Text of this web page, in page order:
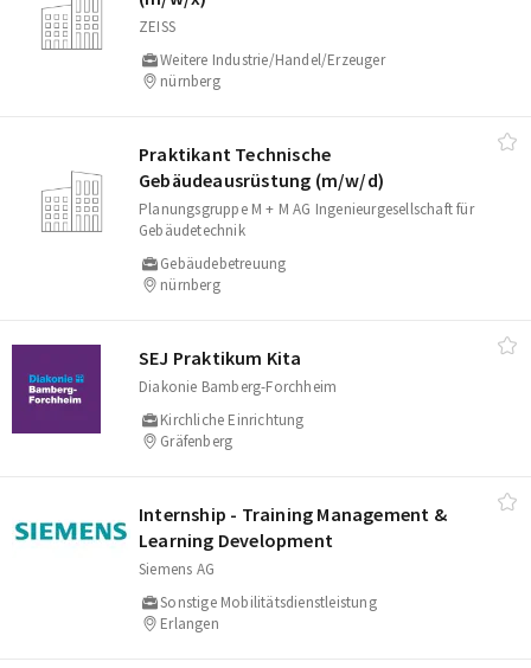
ZEISS
Weitere Industrie/Handel/Erzeuger
nürnberg
Praktikant Technische
Gebäudeausrüstung (m/​w/​d)
Planungsgruppe M + M AG Ingenieurgesellschaft für
Gebäudetechnik
Gebäudebetreuung
nürnberg
SEJ Praktikum Kita
Diakonie Bamberg-Forchheim
Kirchliche Einrichtung
Gräfenberg
Internship - Training Management &
Learning Development
Siemens AG
Sonstige Mobilitätsdienstleistung
Erlangen